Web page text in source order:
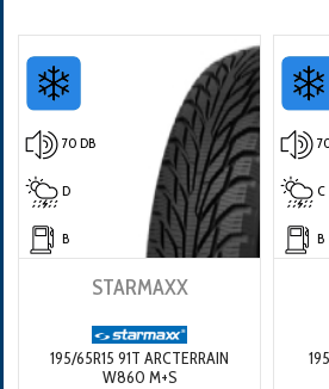
70 DB
D
B
STARMAXX
195/65R15 91T ARCTERRAIN
W860 M+S
C
B